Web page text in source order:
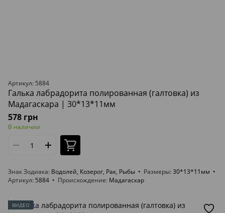
Артикул: 5884
Галька лабрадорита полированная (галтовка) из
Мадагаскара | 30*13*11мм
578 грн
В наличии
Знак Зодиака Водолей, Козерог, Рак, Рыбы Размеры 30*13*11мм
Артикул 5884 Происхождение Мадагаскар
ВИДЕО